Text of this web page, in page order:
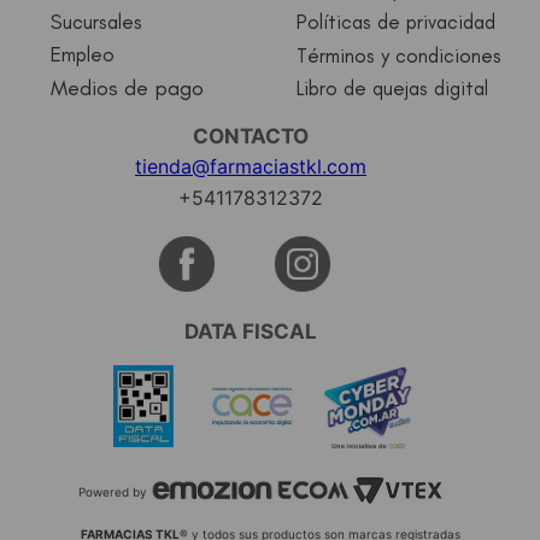
Sucursales
Empleo
Medios de pago
Políticas de privacidad
Términos y condiciones
Libro de quejas digital
CONTACTO
tienda@farmaciastkl.com
+541178312372
DATA FISCAL
Powered by
FARMACIAS TKL® y todos sus productos son marcas registradas